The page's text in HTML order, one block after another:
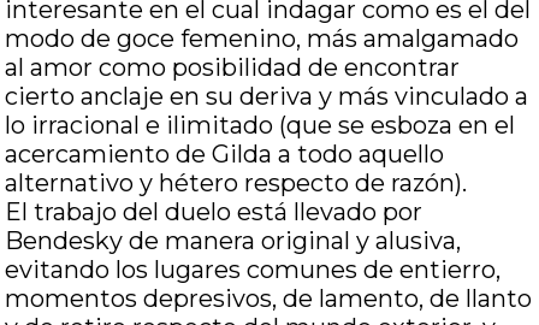
interesante en el cual indagar como es el del
modo de goce femenino, más amalgamado
al amor como posibilidad de encontrar
cierto anclaje en su deriva y más vinculado a
lo irracional e ilimitado (que se esboza en el
acercamiento de Gilda a todo aquello
alternativo y hétero respecto de razón).
El trabajo del duelo está llevado por
Bendesky de manera original y alusiva,
evitando los lugares comunes de entierro,
momentos depresivos, de lamento, de llanto